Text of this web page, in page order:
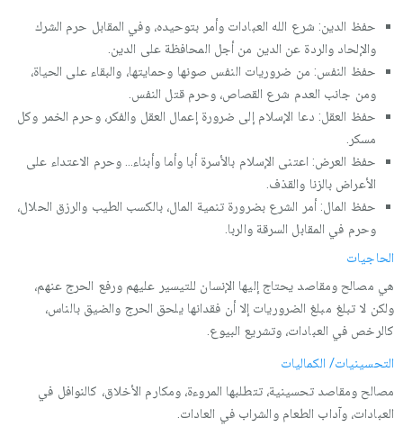
حفظ الدين: شرع الله العبادات وأمر بتوحيده، وفي المقابل حرم الشرك
والإلحاد والردة عن الدين من أجل المحافظة على الدين.
حفظ النفس: من ضروريات النفس صونها وحمايتها، والبقاء على الحياة،
ومن جانب العدم شرع القصاص، وحرم قتل النفس.
حفظ العقل: دعا الإسلام إلى ضرورة إعمال العقل والفكر، وحرم الخمر وكل
مسكر.
حفظ العرض: اعتنى الإسلام بالأسرة أبا وأما وأبناء… وحرم الاعتداء على
الأعراض بالزنا والقذف.
حفظ المال: أمر الشرع بضرورة تنمية المال، بالكسب الطيب والرزق الحلال،
وحرم في المقابل السرقة والربا.
الحاجيات
هي مصالح ومقاصد يحتاج إليها الإنسان للتيسير عليهم ورفع الحرج عنهم،
ولكن لا تبلغ مبلغ الضروريات إلا أن فقدانها يلحق الحرج والضيق بالناس،
كالرخص في العبادات، وتشريع البيوع.
التحسينيات/ الكماليات
مصالح ومقاصد تحسينية، تتطلبها المروءة، ومكارم الأخلاق، كالنوافل في
العبادات، وآداب الطعام والشراب في العادات.